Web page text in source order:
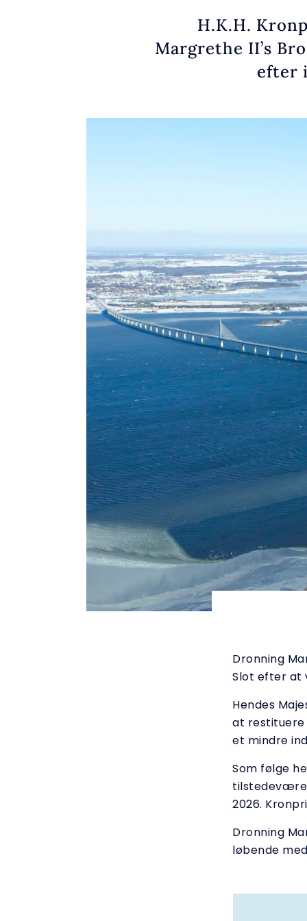
H.K.H.
Margrethe II’s
efter
Dronning
Slot efter at
Hendes
at
et mindre
Som følge
2026.
Dronning
løbende